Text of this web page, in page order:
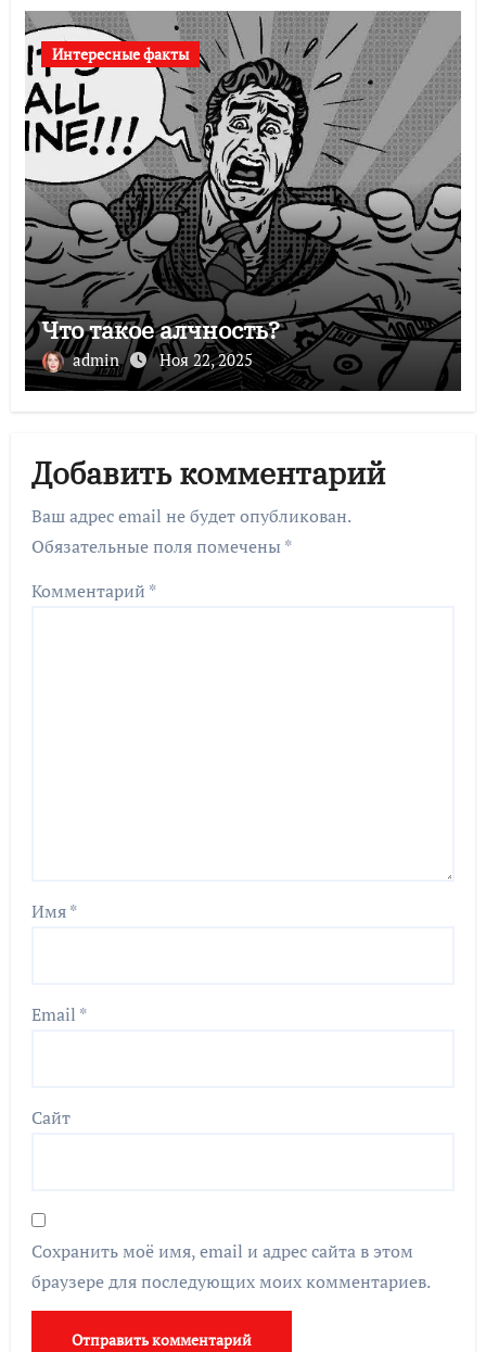
Интересные факты
Что такое алчность?
admin Ноя 22, 2025
Добавить комментарий
Ваш адрес email не будет опубликован.
Обязательные поля помечены *
Комментарий *
Имя*
Email *
Сайт
Сохранить моё имя, email и адрес сайта в этом
браузере для последующих моих комментариев.